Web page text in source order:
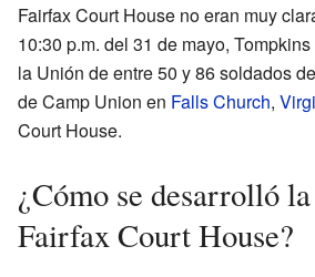
Fairfax Court House no eran muy
10:30 p.m. del 31 de mayo,
la Unión de entre 50 y 86 soldados
de Camp Union en Falls Church,
Court House.
¿Cómo se desarrolló
Fairfax Court House?